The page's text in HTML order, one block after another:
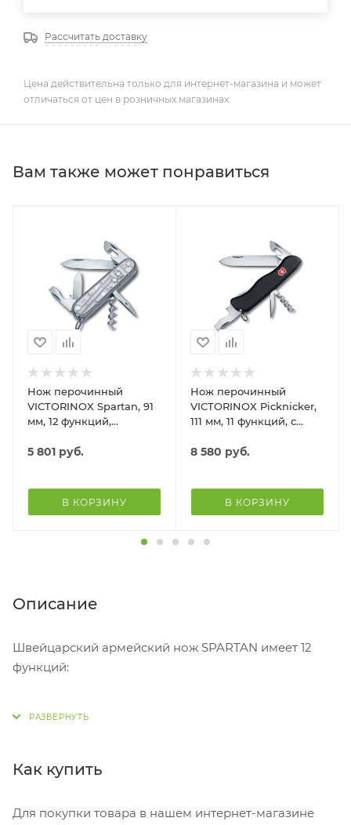
Рассчитать доставку
Цена действительна только для интернет-магазина и может
отличаться от цен в розничных магазинах
Вам также может понравиться
Нож перочинный
VICTORINOX Spartan, 91
мм, 12 функций,
серебристый
5 801 руб.
В КОРЗИНУ
Нож перочинный
VICTORINOX Picknicker,
111 мм, 11 функций, с
чёрный
8 580 руб.
В КОРЗИНУ
Описание
Швейцарский армейский нож SPARTAN имеет 12
функций:
4. Консервный нож с:
Как купить
Для покупки товара в нашем интернет-магазине